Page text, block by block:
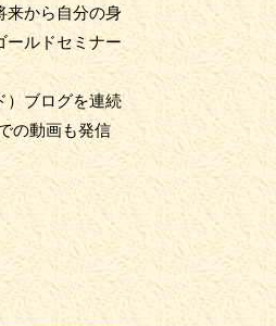
来から自分の身
ールドセミナー
）ブログを連続
の動画も発信